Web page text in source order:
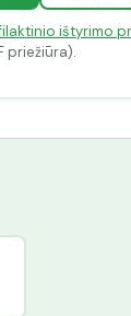
ištyrimo
priežiūra).